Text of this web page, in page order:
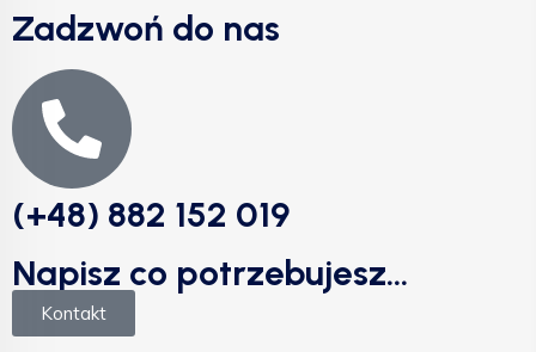
Zadzwoń do nas
(+48) 882 152 019
Napisz co potrzebujesz...
Kontakt